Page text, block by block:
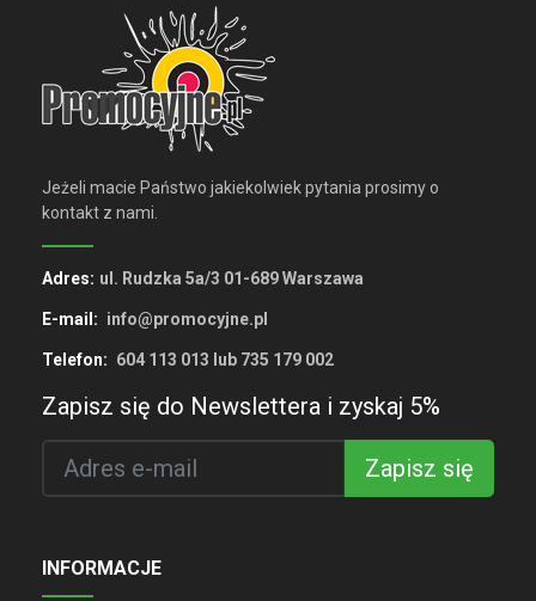
Jeżeli macie Państwo jakiekolwiek pytania prosimy o
kontakt z nami.
Adres: ul. Rudzka 5a/3 01-689 Warszawa
E-mail: info@promocyjne.pl
Telefon: 604 113 013 lub 735 179 002
Zapisz się do Newslettera i zyskaj 5%
Zapisz się
INFORMACJE